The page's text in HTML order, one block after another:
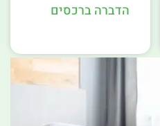
הדברה ברכסים